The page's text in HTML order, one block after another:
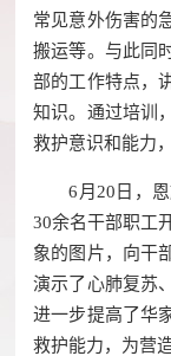
常见意外伤害的
搬运等。与此同
部的工作特点，
知识。通过培训
救护意识和能力
6月20日，
30余名干部职工
象的图片，向干
演示了心肺复苏
进一步提高了华
救护能力，为营